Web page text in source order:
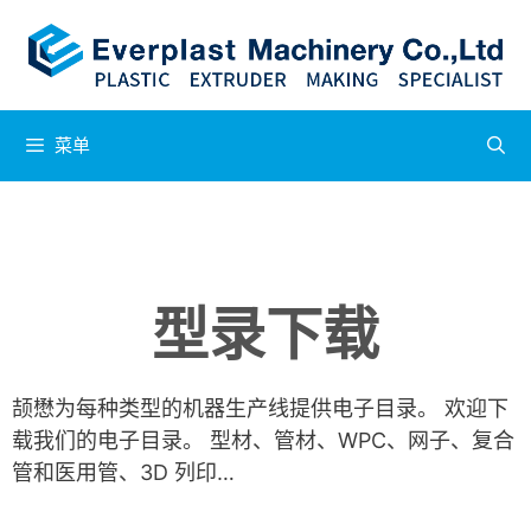
菜单
型录下载
颉懋为每种类型的机器生产线提供电子目录。 欢迎下
载我们的电子目录。 型材、管材、WPC、网子、复合
管和医用管、3D 列印…